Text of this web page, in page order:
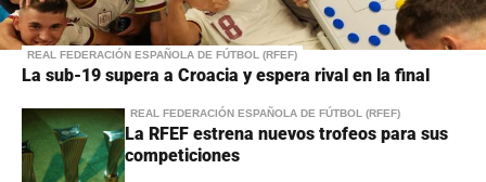
REAL FEDERACIÓN ESPAÑOLA DE FÚTBOL (RFEF)
La sub-19 supera a Croacia y espera rival en la final
REAL FEDERACIÓN ESPAÑOLA DE FÚTBOL (RFEF)
La RFEF estrena nuevos trofeos para sus
competiciones